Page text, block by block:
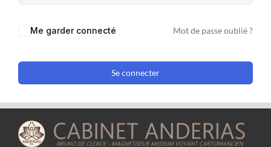
Me garder connecté Mot de passe oublié ?
Se connecter